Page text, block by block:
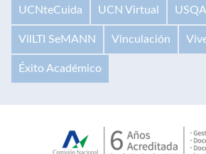
UCNteCuida UCN Virtual USQAI
VilLTI SeMANN Vinculación
Éxito Académico